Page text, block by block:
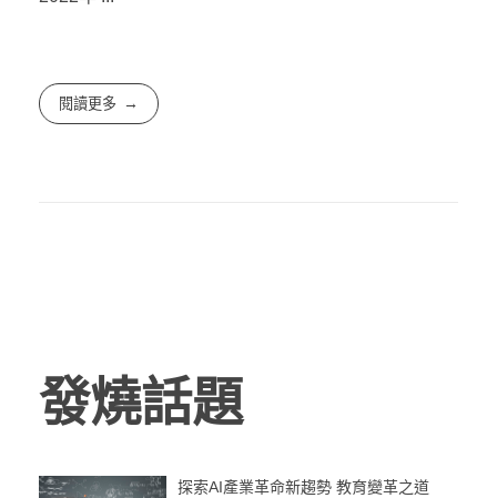
閱讀更多
發燒話題
探索AI產業革命新趨勢 教育變革之道